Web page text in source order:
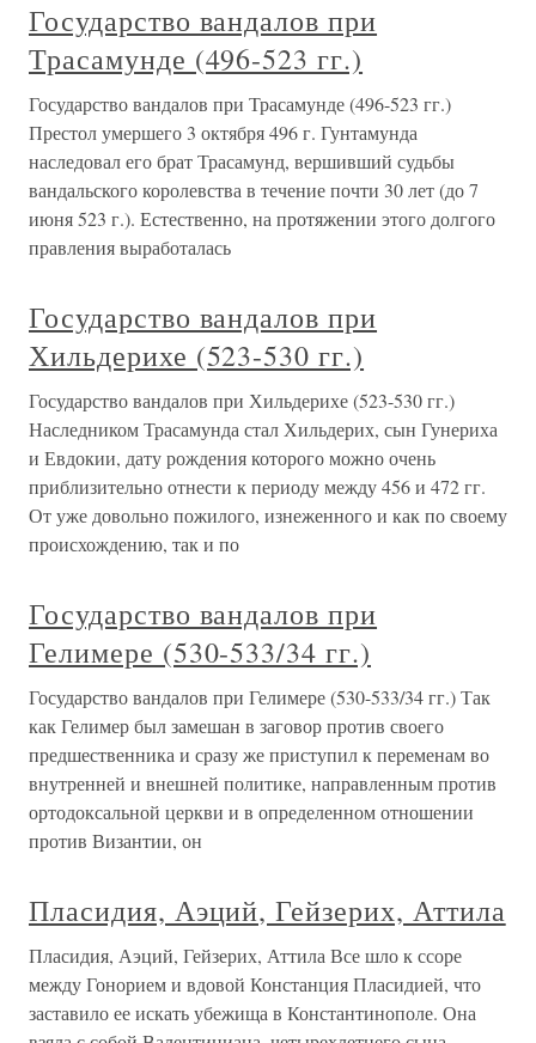
Государство вандалов при
Трасамунде (496-523 гг.)
Государство вандалов при Трасамунде (496-523 гг.)
Престол умершего 3 октября 496 г. Гунтамунда
наследовал его брат Трасамунд, вершивший судьбы
вандальского королевства в течение почти 30 лет (до 7
июня 523 г.). Естественно, на протяжении этого долгого
правления выработалась
Государство вандалов при
Хильдерихе (523-530 гг.)
Государство вандалов при Хильдерихе (523-530 гг.)
Наследником Трасамунда стал Хильдерих, сын Гунериха
и Евдокии, дату рождения которого можно очень
приблизительно отнести к периоду между 456 и 472 гг.
От уже довольно пожилого, изнеженного и как по своему
происхождению, так и по
Государство вандалов при
Гелимере (530-533/34 гг.)
Государство вандалов при Гелимере (530-533/34 гг.) Так
как Гелимер был замешан в заговор против своего
предшественника и сразу же приступил к переменам во
внутренней и внешней политике, направленным против
ортодоксальной церкви и в определенном отношении
против Византии, он
Пласидия, Аэций, Гейзерих, Аттила
Пласидия, Аэций, Гейзерих, Аттила Все шло к ссоре
между Гонорием и вдовой Констанция Пласидией, что
заставило ее искать убежища в Константинополе. Она